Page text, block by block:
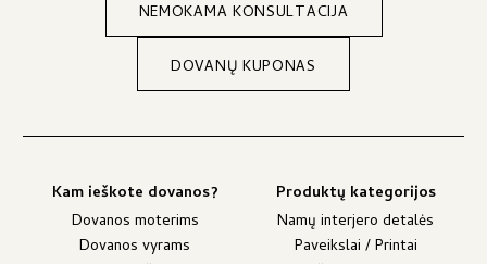
NEMOKAMA KONSULTACIJA
DOVANŲ KUPONAS
Kam ieškote dovanos?
Dovanos moterims
Dovanos vyrams
Produktų kategorijos
Namų interjero detalės
Paveikslai / Printai